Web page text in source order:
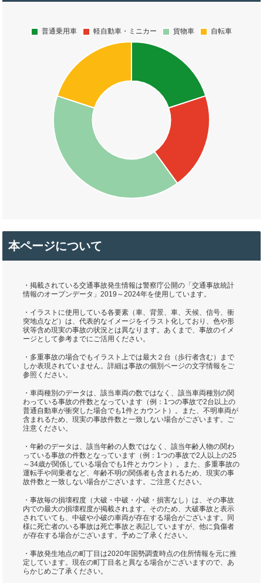
本ページについて
・掲載されている交通事故発生情報は警察庁公開の「交通事故統計
情報のオープンデータ」2019～2024年を使用しています。
・イラストに使用している各要素（車、背景、車、天候、信号、衝
突地点など）は、代表的なイメージをイラスト化しており、色や形
状等含め現実の事故の状況とは異なります。あくまで、事故のイメ
ージとして参考までにご活用ください。
・多重事故の場合でもイラスト上では最大２台（歩行者含む）まで
しか表現されていません。詳細は事故の個別ページの文字情報をご
参照ください。
・車両種別のデータは、該当車両の数ではなく、該当車両種別の関
わっている事故の件数となっています（例：1つの事故で2台以上の
普通自動車が衝突した場合でも1件とカウント）。また、不明車両が
含まれるため、現実の事故件数と一致しない場合がございます。ご
注意ください。
・年齢のデータは、該当年齢の人数ではなく、該当年齢人物の関わ
っている事故の件数となっています（例：1つの事故で2人以上の25
～34歳が関係している場合でも1件とカウント）。また、多重事故の
運転手や同乗者など、年齢不明の関係者も含まれるため、現実の事
故件数と一致しない場合がございます。ご注意ください。
・事故毎の損壊程度（大破・中破・小破・損害なし）は、その事故
内での最大の損壊程度が掲載されます。そのため、大破事故と表示
されていても、中破や小破の車両が存在する場合がございます。同
様に死亡者のいる事故は死亡事故と表記していますが、他に負傷者
が存在する場合がございます。予めご了承ください。
・事故発生地点の町丁目は2020年国勢調査時点の住所情報を元に推
定しています。現在の町丁目名と異なる場合がございますので、あ
らかじめご了承ください。